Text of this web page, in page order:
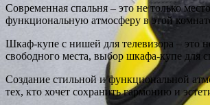
Современная спальня – это не только
функциональную атмосферу в этой
Шкаф-купе с нишей для телевизора – это
свободного места, выбор шкафа-купе для
Создание стильной и функциональной
тех, кто хочет сохранить гармонию и